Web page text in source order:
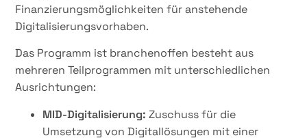
Finanzierungsmöglichkeiten für anstehende
Digitalisierungsvorhaben.
Das Programm ist branchenoffen besteht aus
mehreren Teilprogrammen mit unterschiedlichen
Ausrichtungen:
MID-Digitalisierung:Zuschuss für die
Umsetzung von Digitallösungen mit einer